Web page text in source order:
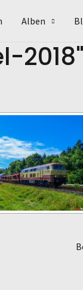
Alben
2018"